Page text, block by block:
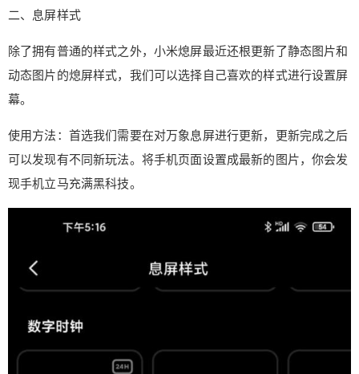
二、息屏样式
除了拥有普通的样式之外，小米熄屏最近还根更新了静态图片和
动态图片的熄屏样式，我们可以选择自己喜欢的样式进行设置屏
幕。
使用方法：首选我们需要在对万象息屏进行更新，更新完成之后
可以发现有不同新玩法。将手机页面设置成最新的图片，你会发
现手机立马充满黑科技。